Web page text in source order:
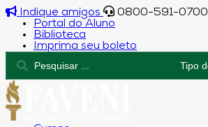
Indique amigos
0800-591-0700
Portal do Aluno
Biblioteca
Imprima seu boleto